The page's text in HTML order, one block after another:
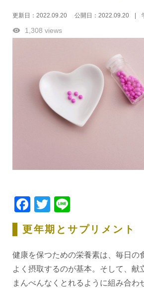
更新日： 2022.09.20公開日： 2022.09.20
1,308 views
Facebook
Twitter
更年期とサプリメント
健康を保つための栄養素は、毎日の
よく摂取するのが基本。そして、献
まんべんなくとれるように組み合わ